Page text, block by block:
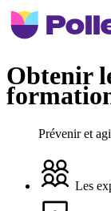
Obtenir
Prévenir et
Les